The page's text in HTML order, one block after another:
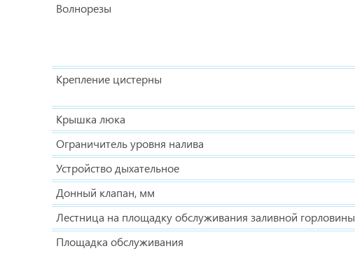
Волнорезы
Крепление цистерны
Крышка люка
Ограничитель уровня налива
Устройство дыхательное
Донный клапан, мм
Лестница на площадку обслуживания заливной горловины
Площадка обслуживания